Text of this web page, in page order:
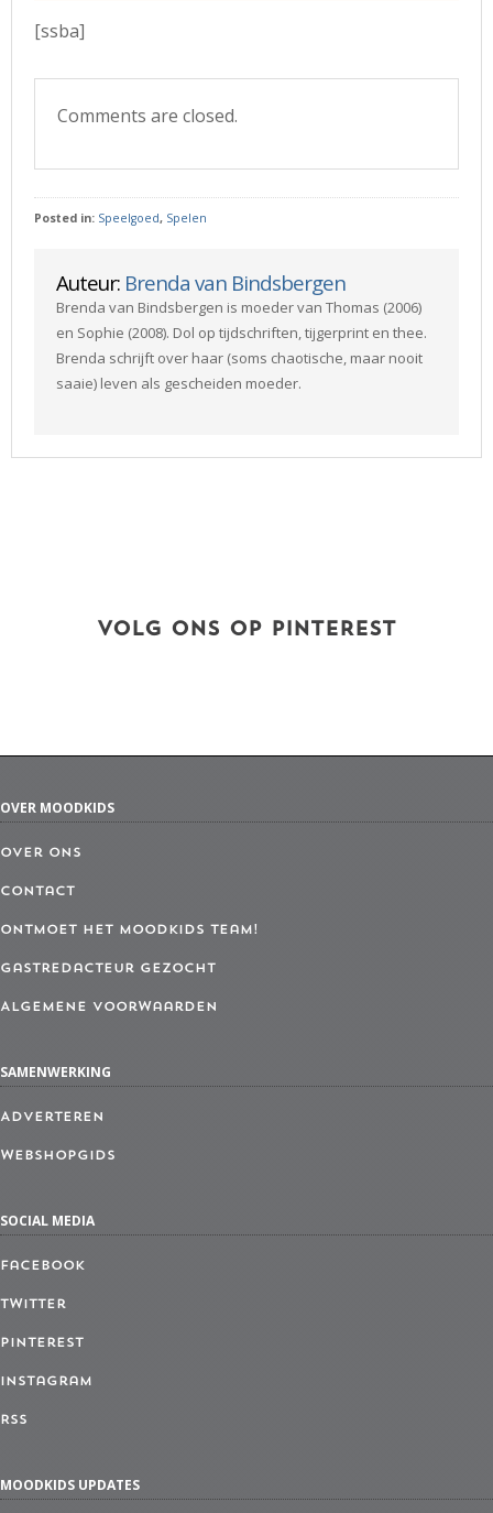
[ssba]
Comments are closed.
Posted in: Speelgoed, Spelen
Auteur: Brenda van Bindsbergen
Brenda van Bindsbergen is moeder van Thomas (2006)
en Sophie (2008). Dol op tijdschriften, tijgerprint en thee.
Brenda schrijft over haar (soms chaotische, maar nooit
saaie) leven als gescheiden moeder.
VOLG ONS OP PINTEREST
OVER MOODKIDS
Over ons
Contact
Ontmoet het MoodKids Team!
Gastredacteur gezocht
Algemene Voorwaarden
SAMENWERKING
Adverteren
Webshopgids
SOCIAL MEDIA
Facebook
Twitter
Pinterest
Instagram
RSS
MOODKIDS UPDATES